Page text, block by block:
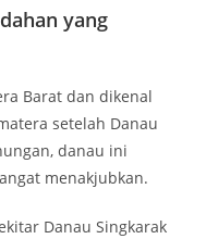
yang
Barat dan dikenal
setelah Danau
danau ini
menakjubkan.
Danau Singkarak